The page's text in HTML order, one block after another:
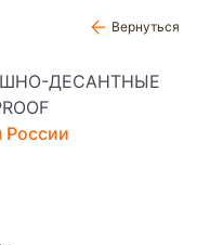
Вернуться
ДЕСАНТНЫЕ